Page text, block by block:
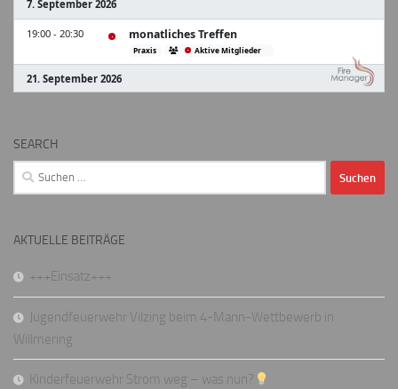
SEARCH
Suchen
nach:
AKTUELLE BEITRÄGE
+++Einsatz+++
Jugendfeuerwehr Vilzing beim 4-Mann-Wettbewerb in
Willmering
Kinderfeuerwehr Strom weg – was nun?